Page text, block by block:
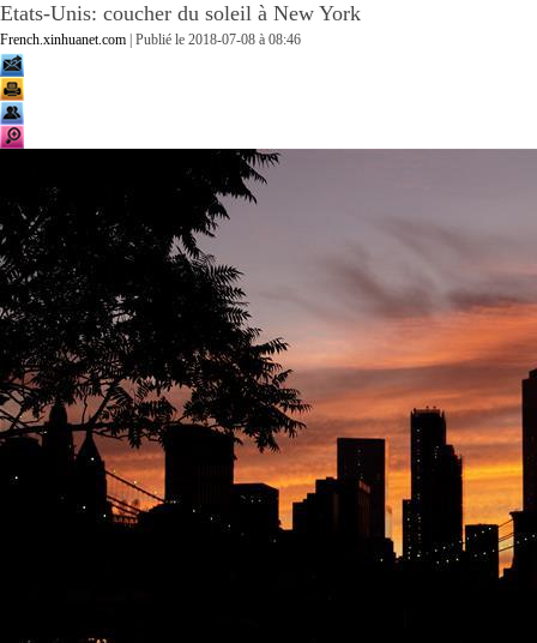
Etats-Unis: coucher du soleil à New York
French.xinhuanet.com | Publié le 2018-07-08 à 08:46